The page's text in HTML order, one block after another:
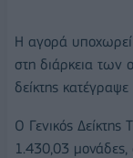
H αγορά υποχωρεί
στη διάρκεια των
δείκτης
O Γενικός
1.430,03